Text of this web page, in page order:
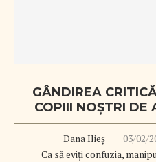
GÂNDIREA
COPIII NOȘTRI DE
Dana Ilieș 03/02/
Ca să eviți confuzia,